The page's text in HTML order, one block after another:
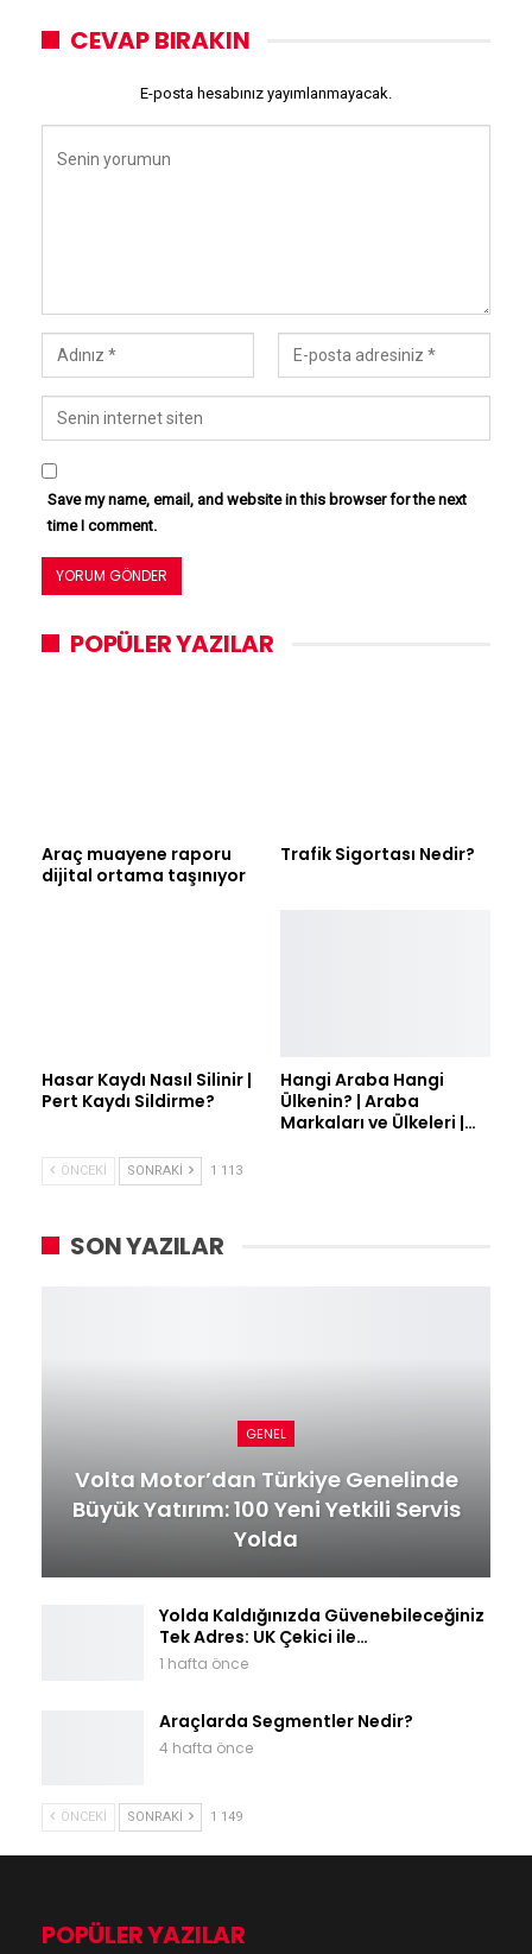
CEVAP BIRAKIN
E-posta hesabınız yayımlanmayacak.
Save my name, email, and website in this browser for the next
time I comment.
POPÜLER YAZILAR
Araç muayene raporu
dijital ortama taşınıyor
Trafik Sigortası Nedir?
Hasar Kaydı Nasıl Silinir |
Pert Kaydı Sildirme?
Hangi Araba Hangi
Ülkenin? | Araba
Markaları ve Ülkeleri |…
ÖNCEKI SONRAKI 1 113
SON YAZILAR
GENEL
Volta Motor’dan Türkiye Genelinde
Büyük Yatırım: 100 Yeni Yetkili Servis
Yolda
Yolda Kaldığınızda Güvenebileceğiniz
Tek Adres: UK Çekici ile…
1 hafta önce
Araçlarda Segmentler Nedir?
4 hafta önce
ÖNCEKI SONRAKI 1 149
POPÜLER YAZILAR